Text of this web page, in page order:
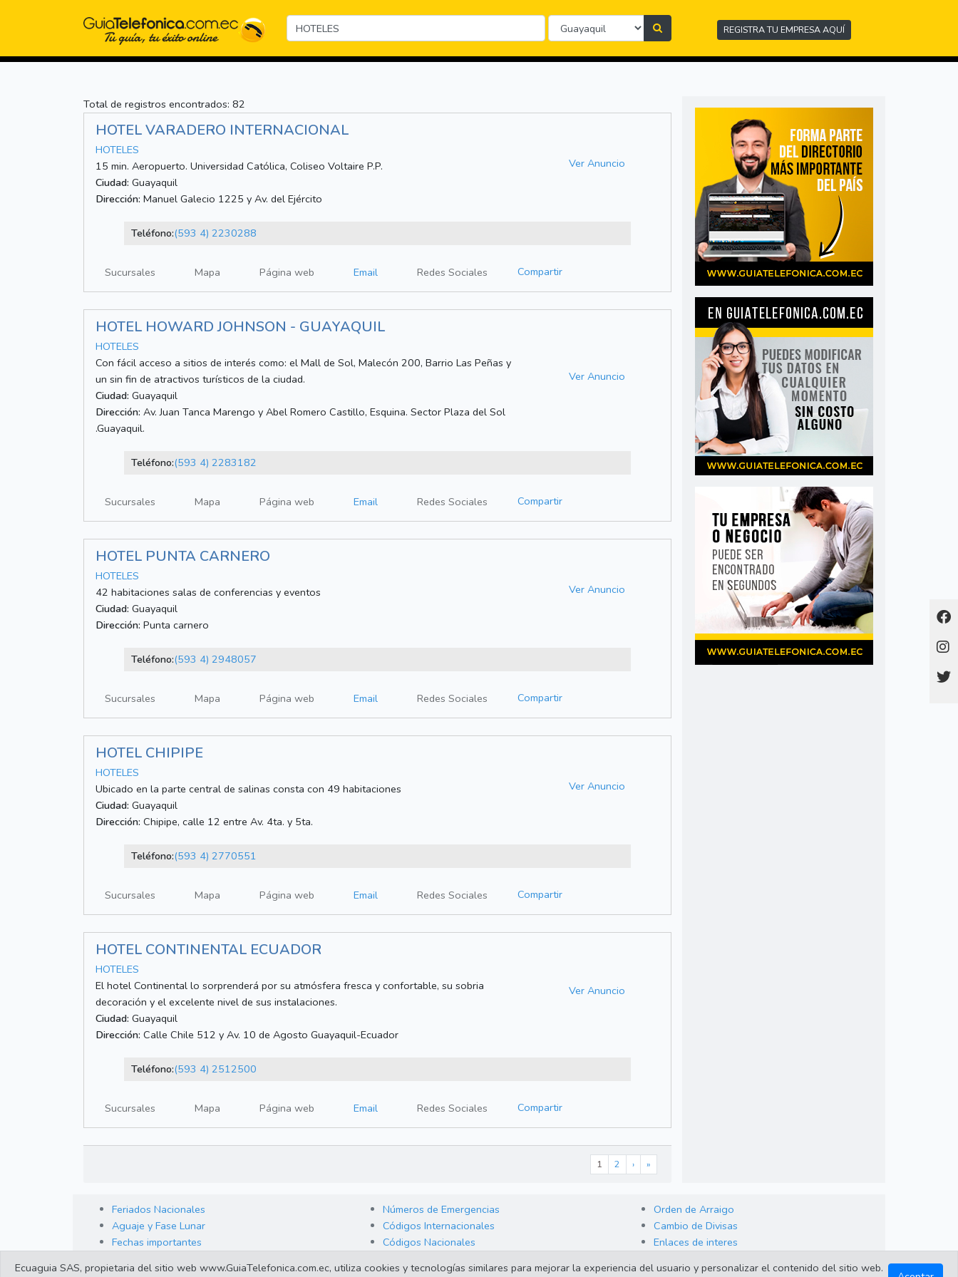
REGISTRA TU EMPRESA AQUÍ
Total de registros encontrados: 82
HOTEL VARADERO INTERNACIONAL
HOTELES
15 min. Aeropuerto. Universidad Católica, Coliseo Voltaire P.P.
Ciudad: Guayaquil
Dirección: Manuel Galecio 1225 y Av. del Ejército
Ver Anuncio
Teléfono:(593 4) 2230288
Sucursales Mapa Página web Email Redes Sociales Compartir
HOTEL HOWARD JOHNSON - GUAYAQUIL
HOTELES
Con fácil acceso a sitios de interés como: el Mall de Sol, Malecón 200, Barrio Las Peñas y
un sin fin de atractivos turísticos de la ciudad.
Ciudad: Guayaquil
Dirección: Av. Juan Tanca Marengo y Abel Romero Castillo, Esquina. Sector Plaza del Sol
.Guayaquil.
Ver Anuncio
Teléfono:(593 4) 2283182
Sucursales Mapa Página web Email Redes Sociales Compartir
HOTEL PUNTA CARNERO
HOTELES
42 habitaciones salas de conferencias y eventos
Ciudad: Guayaquil
Dirección: Punta carnero
Ver Anuncio
Teléfono:(593 4) 2948057
Sucursales Mapa Página web Email Redes Sociales Compartir
HOTEL CHIPIPE
HOTELES
Ubicado en la parte central de salinas consta con 49 habitaciones
Ciudad: Guayaquil
Dirección: Chipipe, calle 12 entre Av. 4ta. y 5ta.
Ver Anuncio
Teléfono:(593 4) 2770551
Sucursales Mapa Página web Email Redes Sociales Compartir
HOTEL CONTINENTAL ECUADOR
HOTELES
El hotel Continental lo sorprenderá por su atmósfera fresca y confortable, su sobria
decoración y el excelente nivel de sus instalaciones.
Ciudad: Guayaquil
Dirección: Calle Chile 512 y Av. 10 de Agosto Guayaquil-Ecuador
Ver Anuncio
Teléfono:(593 4) 2512500
Sucursales Mapa Página web Email Redes Sociales Compartir
1 2 › »
Feriados Nacionales
Aguaje y Fase Lunar
Fechas importantes
Números de Emergencias
Códigos Internacionales
Códigos Nacionales
Orden de Arraigo
Cambio de Divisas
Enlaces de interes
Ecuaguia SAS, propietaria del sitio web www.GuiaTelefonica.com.ec, utiliza cookies y tecnologías similares para mejorar la experiencia del usuario y personalizar el contenido del sitio web.